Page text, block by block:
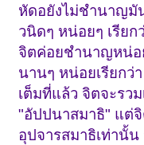
หัดอยังไม่ชำนาญมั
วนิดๆ หน่อยๆ เรีย
จิตค่อยชำนาญหน่อ
นานๆ หน่อยเรียกว่
เต็มที่แล้ว จิตจะรวม
"อัปปนาสมาธิ" แต่จิ
อุปจารสมาธิเท่านั้น